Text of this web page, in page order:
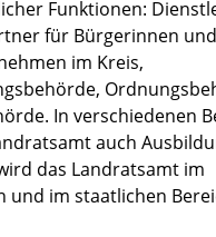
Funktionen:
für Bürgerinnen
im Kreis,
In verschiedenen
auch
das Landratsamt im
und im staatlichen